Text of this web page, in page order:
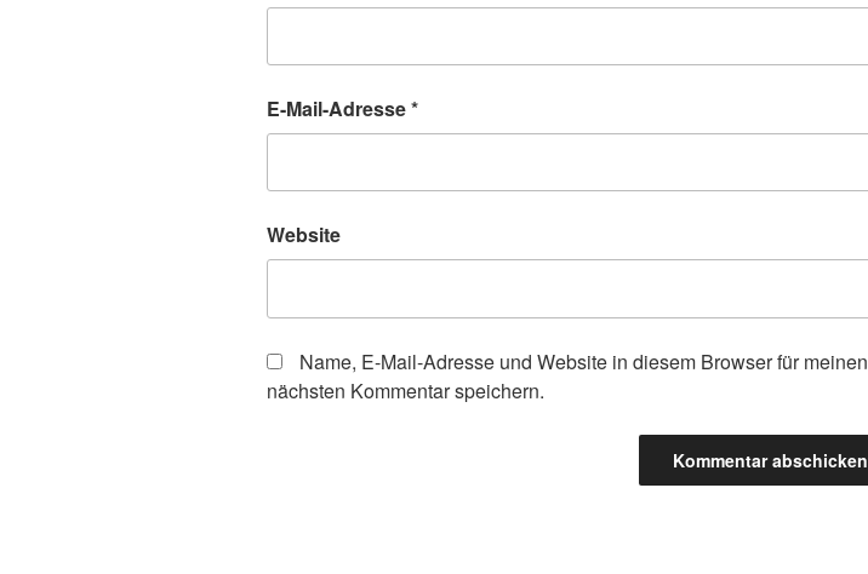
E-Mail-Adresse*
Website
Name, E-Mail-Adresse und Website in diesem Browser für meinen
nächsten Kommentar speichern.